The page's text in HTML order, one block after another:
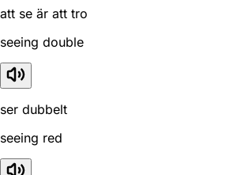
att se är att tro
seeing double
ser dubbelt
seeing red